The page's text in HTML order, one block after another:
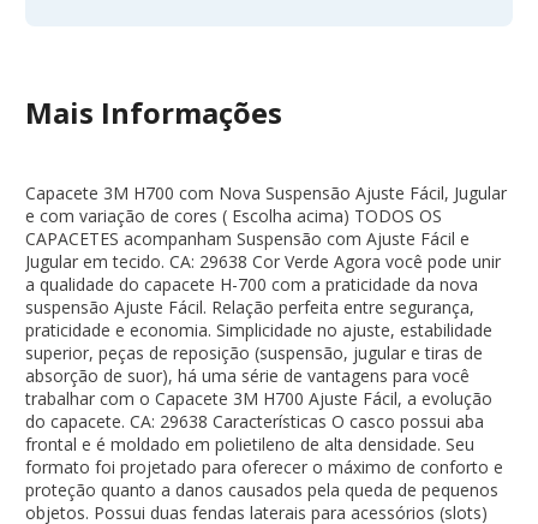
Mais Informações
Capacete 3M H700 com Nova Suspensão Ajuste Fácil, Jugular
e com variação de cores ( Escolha acima) TODOS OS
CAPACETES acompanham Suspensão com Ajuste Fácil e
Jugular em tecido. CA: 29638 Cor Verde Agora você pode unir
a qualidade do capacete H-700 com a praticidade da nova
suspensão Ajuste Fácil. Relação perfeita entre segurança,
praticidade e economia. Simplicidade no ajuste, estabilidade
superior, peças de reposição (suspensão, jugular e tiras de
absorção de suor), há uma série de vantagens para você
trabalhar com o Capacete 3M H700 Ajuste Fácil, a evolução
do capacete. CA: 29638 Características O casco possui aba
frontal e é moldado em polietileno de alta densidade. Seu
formato foi projetado para oferecer o máximo de conforto e
proteção quanto a danos causados pela queda de pequenos
objetos. Possui duas fendas laterais para acessórios (slots)